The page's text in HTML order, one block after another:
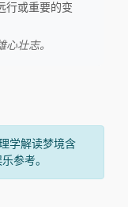
行或重要的变
壮志。
学解读梦境含
参考。